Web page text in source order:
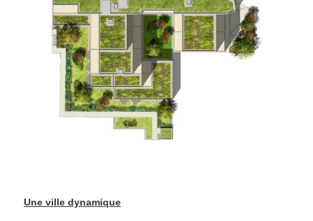
Une ville dynamique